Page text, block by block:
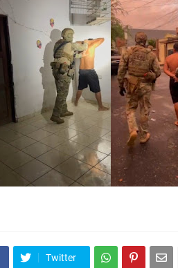
Twitter